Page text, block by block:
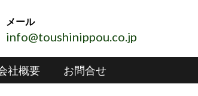
info@toushinippou.co.jp
社概要 お問合せ